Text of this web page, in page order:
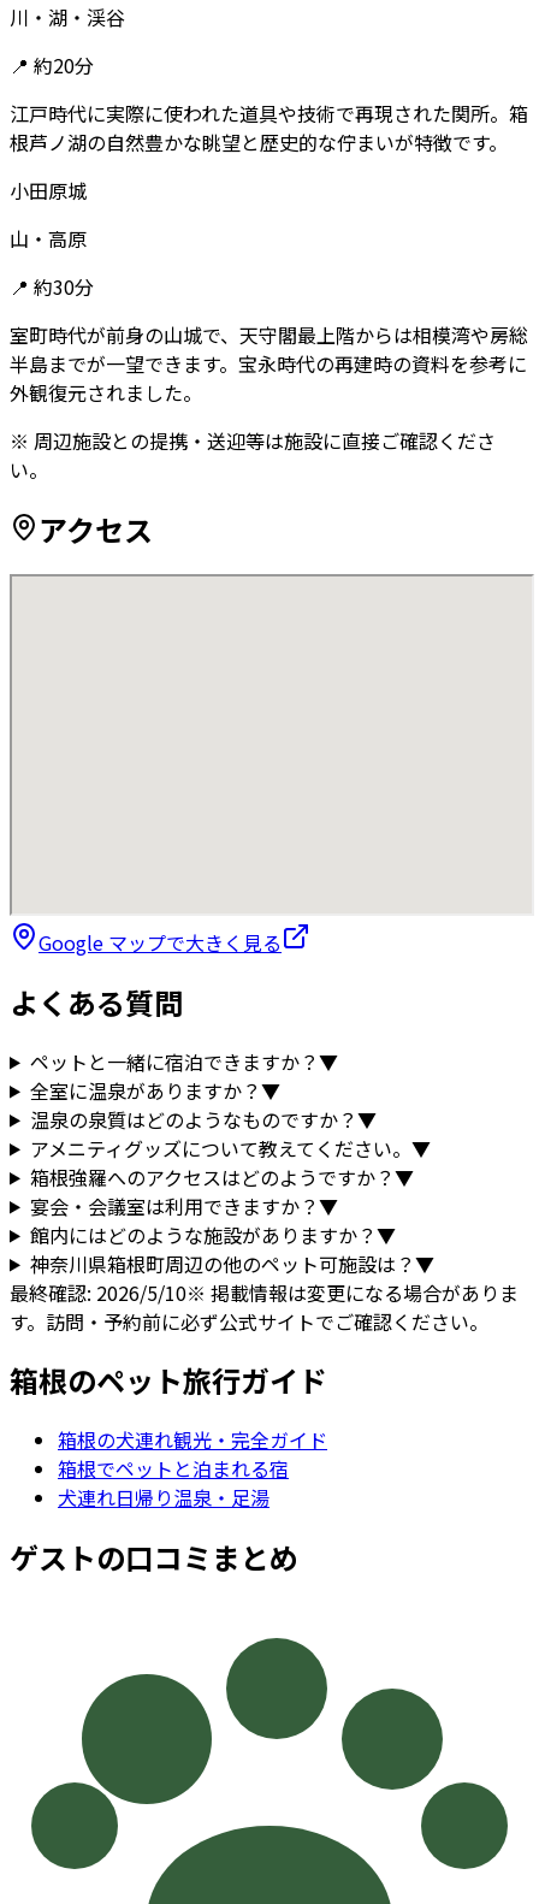
川・湖・渓谷
📍 約20分
江戸時代に実際に使われた道具や技術で再現された関所。箱
根芦ノ湖の自然豊かな眺望と歴史的な佇まいが特徴です。
小田原城
山・高原
📍 約30分
室町時代が前身の山城で、天守閣最上階からは相模湾や房総
半島までが一望できます。宝永時代の再建時の資料を参考に
外観復元されました。
※ 周辺施設との提携・送迎等は施設に直接ご確認くださ
い。
アクセス
Google マップで大きく見る
よくある質問
ペットと一緒に宿泊できますか？▼
全室に温泉がありますか？▼
温泉の泉質はどのようなものですか？▼
アメニティグッズについて教えてください。 ▼
箱根強羅へのアクセスはどのようですか？▼
宴会・会議室は利用できますか？▼
館内にはどのような施設がありますか？▼
神奈川県箱根町周辺の他のペット可施設は？▼
最終確認: 2026/5/10※ 掲載情報は変更になる場合がありま
す。訪問・予約前に必ず公式サイトでご確認ください。
箱根のペット旅行ガイド
箱根の犬連れ観光・完全ガイド
箱根でペットと泊まれる宿
犬連れ日帰り温泉・足湯
ゲストの口コミまとめ